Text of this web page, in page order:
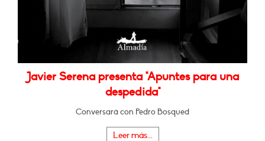
Javier Serena presenta "Apuntes para una
despedida"
Conversará con Pedro Bosqued
Leer más...